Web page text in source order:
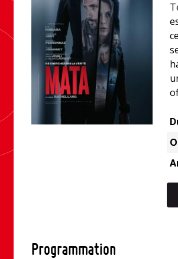
Programmation